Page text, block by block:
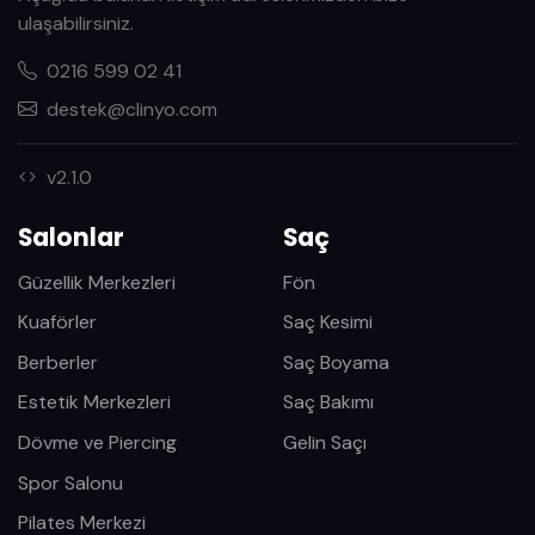
ulaşabilirsiniz.
0216 599 02 41
destek@clinyo.com
v2.1.0
Salonlar
Güzellik Merkezleri
Kuaförler
Berberler
Estetik Merkezleri
Dövme ve Piercing
Spor Salonu
Pilates Merkezi
Saç
Fön
Saç Kesimi
Saç Boyama
Saç Bakımı
Gelin Saçı